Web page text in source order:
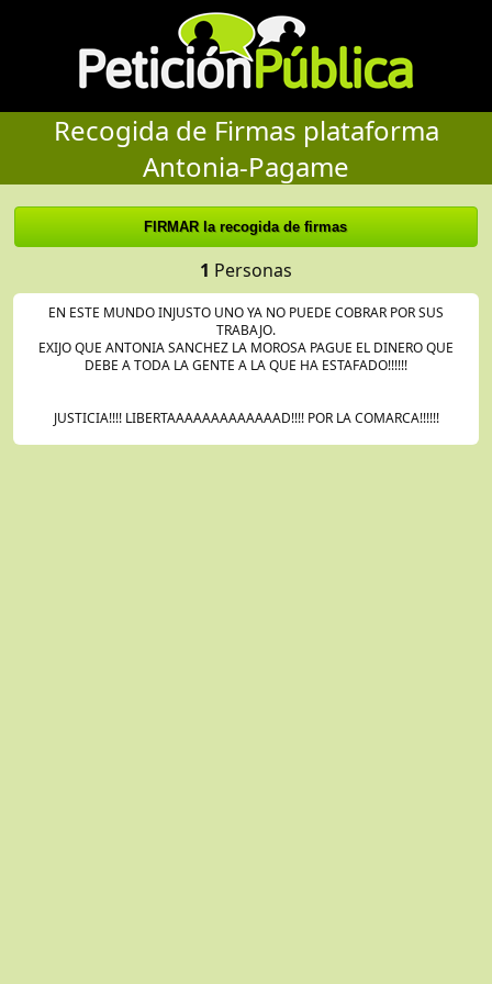
Recogida de Firmas plataforma
Antonia-Pagame
1 Personas
EN ESTE MUNDO INJUSTO UNO YA NO PUEDE COBRAR POR SUS
TRABAJO.
EXIJO QUE ANTONIA SANCHEZ LA MOROSA PAGUE EL DINERO QUE
DEBE A TODA LA GENTE A LA QUE HA ESTAFADO!!!!!!
JUSTICIA!!!! LIBERTAAAAAAAAAAAAAD!!!! POR LA COMARCA!!!!!!